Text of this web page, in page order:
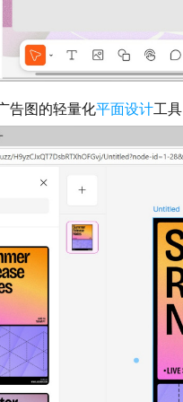
告图的轻量化平面设计工具